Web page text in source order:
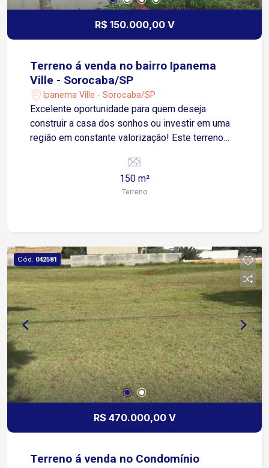
R$ 150.000,00 V
Terreno á venda no bairro Ipanema
Ville - Sorocaba/SP
Ipanema Ville - Sorocaba/SP
Excelente oportunidade para quem deseja
construir a casa dos sonhos ou investir em uma
região em constante valorização! Este terreno
espaço ideal para a construção de uma
residência moderna, funcional e confortável.
Destaques do imóvel: Área total de 150 m²;
Ville, em Sorocaba/SP, o imóvel está próximo a
comércios, supermercados, escolas, farmácias,
transporte público e demais serviços essenciais,
proporcionando praticidade e qualidade de vida
para toda a família. Uma ótima oportunidade para
morar ou investir em uma das regiões que mais
cresce na cidade! Entre em contato para mais
informações e agende uma visita!
150 m²
Terreno
Cód. 042581
R$ 470.000,00 V
Terreno á venda no Condomínio